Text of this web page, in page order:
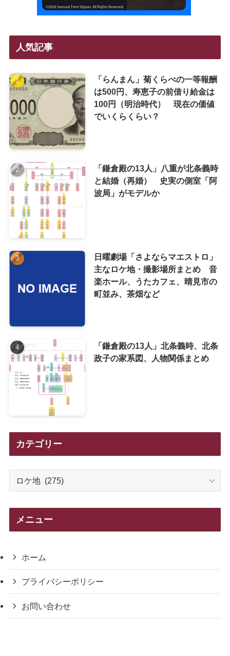
人気記事
「らんまん」菊くらべの一等報酬
は500円、寿恵子の前借り給金は
100円（明治時代） 現在の価値
でいくらくらい？
「鎌倉殿の13人」八重が北条義時
と結婚（再婚） 史実の側室「阿
波局」がモデルか
日曜劇場「さよならマエストロ」
主なロケ地・撮影場所まとめ 音
楽ホール、うたカフェ、晴見市の
町並み、茶畑など
「鎌倉殿の13人」北条義時、北条
政子の家系図、人物関係まとめ
カテゴリー
メニュー
ホーム
プライバシーポリシー
お問い合わせ